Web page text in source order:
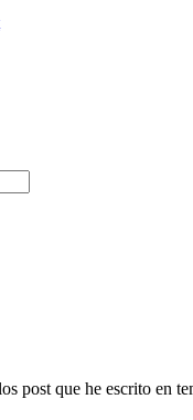
post que he escrito en